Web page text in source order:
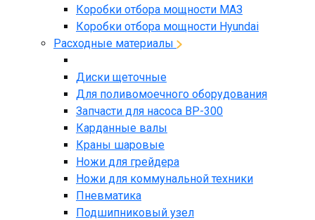
Коробки отбора мощности МАЗ
Коробки отбора мощности Hyundai
Расходные материалы
Диски щеточные
Для поливомоечного оборудования
Запчасти для насоса BP-300
Карданные валы
Краны шаровые
Ножи для грейдера
Ножи для коммунальной техники
Пневматика
Подшипниковый узел